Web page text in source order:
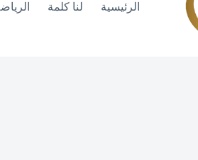
الرئيسية لنا كلمة